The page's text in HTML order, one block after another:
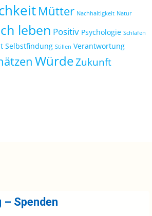
Mütter Nachhaltigkeit Natur
leben Positiv Psychologie Schlafen
Selbstfindung Stillen Verantwortung
WürdeZukunft
Spenden